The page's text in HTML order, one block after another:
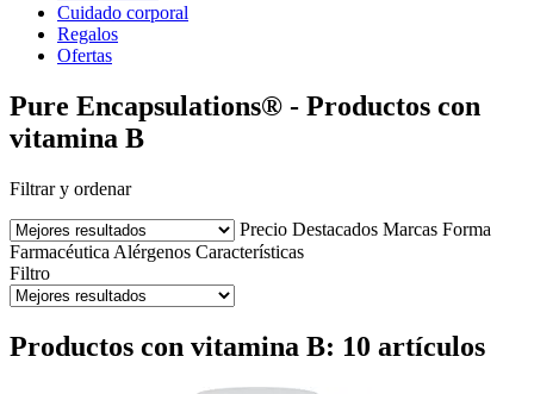
Cuidado corporal
Regalos
Ofertas
Pure Encapsulations® - Productos con
vitamina B
Filtrar y ordenar
Precio Destacados Marcas Forma
Farmacéutica Alérgenos Características
Filtro
Productos con vitamina B: 10 artículos